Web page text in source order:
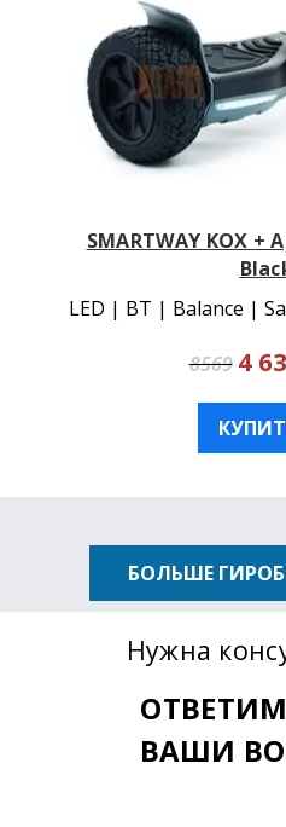
SMARTWAY KOX +
LED | BT | Balance |
8569 4
Нужна
ВАШИ